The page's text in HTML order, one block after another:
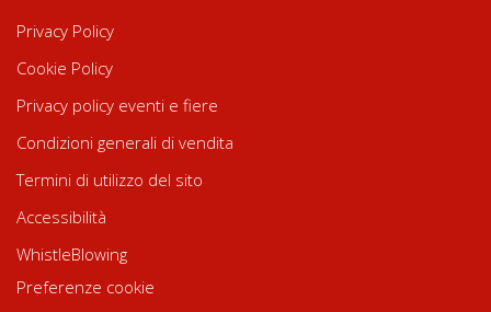
Privacy Policy
Cookie Policy
Privacy policy eventi e fiere
Condizioni generali di vendita
Termini di utilizzo del sito
Accessibilità
WhistleBlowing
Preferenze cookie